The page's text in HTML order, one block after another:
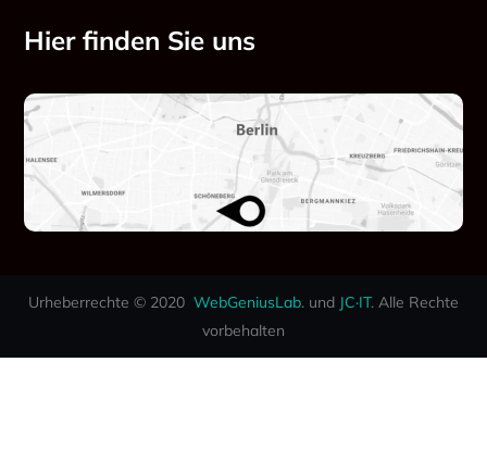
Hier finden Sie uns
Urheberrechte © 2020 WebGeniusLab. und JC·IT. Alle Rechte
vorbehalten